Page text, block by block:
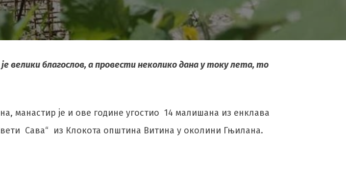
велики благослов, а провести неколико дана у току лета, то
манастир је и ове године угостио 14 малишана из енклава
Сава“ из Клокота општина Витина у околини Гњилана.